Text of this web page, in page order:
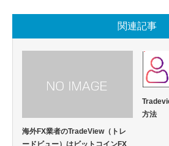
関連記事
海外FX業者のTradeView（トレ
方法